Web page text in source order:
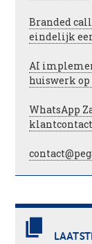
Branded
eindelijk
AI
huiswerk op
WhatsApp
klantcontact